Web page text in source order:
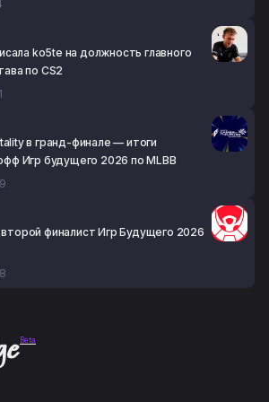
ko5te на должность главного
по CS2
в гранд-финале — итоги
Игр будущего 2026 по MLBB
финалист Игр Будущего 2026
Beta